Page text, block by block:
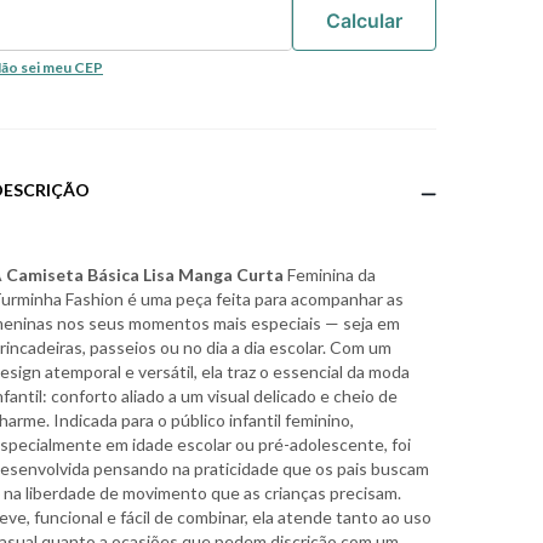
sei meu CEP
Camiseta Básica Lisa Manga Curta Feminina da
Fashion é uma peça feita para acompanhar as
nos seus momentos mais especiais — seja em
passeios ou no dia a dia escolar. Com um
atemporal e versátil, ela traz o essencial da moda
conforto aliado a um visual delicado e cheio de
Indicada para o público infantil feminino,
em idade escolar ou pré-adolescente, foi
pensando na praticidade que os pais buscam
na liberdade de movimento que as crianças precisam.
funcional e fácil de combinar, ela atende tanto ao uso